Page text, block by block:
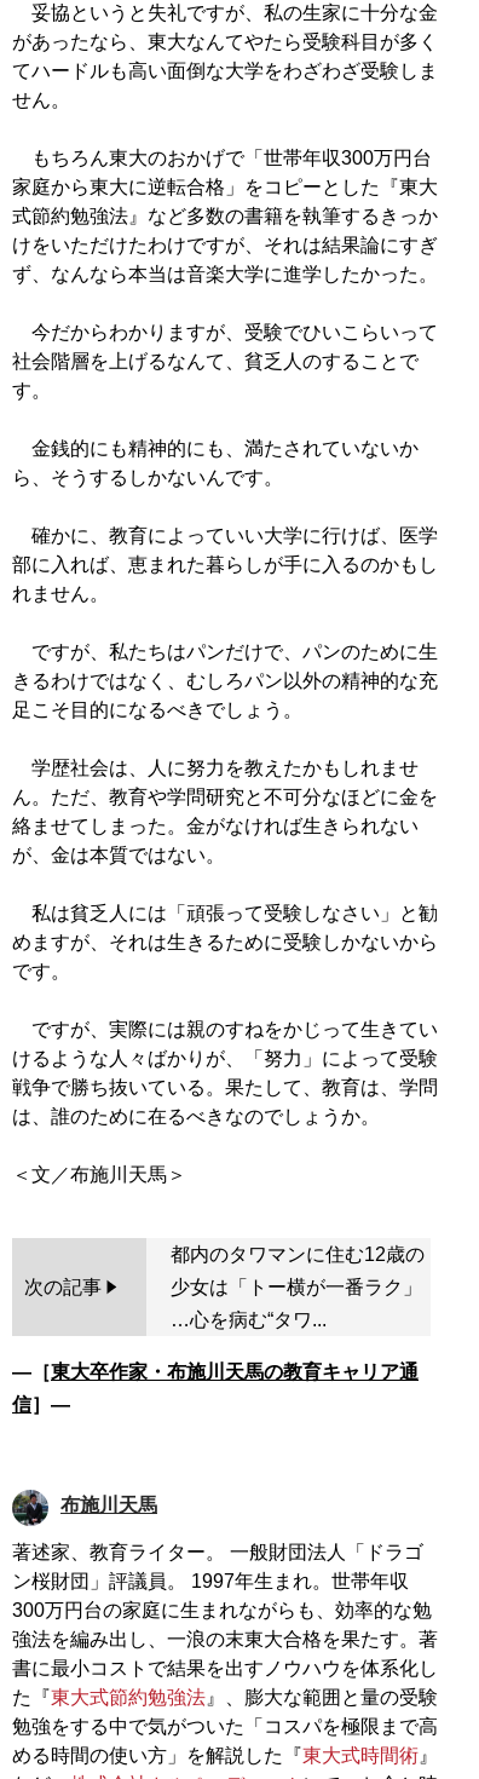
妥協というと失礼ですが、私の生家に十分な金
があったなら、東大なんてやたら受験科目が多く
てハードルも高い面倒な大学をわざわざ受験しま
せん。
もちろん東大のおかげで「世帯年収300万円台
家庭から東大に逆転合格」をコピーとした『東大
式節約勉強法』など多数の書籍を執筆するきっか
けをいただけたわけですが、それは結果論にすぎ
ず、なんなら本当は音楽大学に進学したかった。
今だからわかりますが、受験でひいこらいって
社会階層を上げるなんて、貧乏人のすることで
す。
金銭的にも精神的にも、満たされていないか
ら、そうするしかないんです。
確かに、教育によっていい大学に行けば、医学
部に入れば、恵まれた暮らしが手に入るのかもし
れません。
ですが、私たちはパンだけで、パンのために生
きるわけではなく、むしろパン以外の精神的な充
足こそ目的になるべきでしょう。
学歴社会は、人に努力を教えたかもしれませ
ん。ただ、教育や学問研究と不可分なほどに金を
絡ませてしまった。金がなければ生きられない
が、金は本質ではない。
私は貧乏人には「頑張って受験しなさい」と勧
めますが、それは生きるために受験しかないから
です。
ですが、実際には親のすねをかじって生きてい
けるような人々ばかりが、「努力」によって受験
戦争で勝ち抜いている。果たして、教育は、学問
は、誰のために在るべきなのでしょうか。
次の記事
都内のタワマンに住む12歳の
少女は「トー横が一番ラク」
…心を病む“タワ...
―［東大卒作家・布施川天馬の教育キャリア通
信］―
布施川天馬
著述家、教育ライター。 一般財団法人「ドラゴ
ン桜財団」評議員。 1997年生まれ。世帯年収
300万円台の家庭に生まれながらも、効率的な勉
強法を編み出し、一浪の末東大合格を果たす。著
書に最小コストで結果を出すノウハウを体系化し
た『東大式節約勉強法 』、膨大な範囲と量の受験
勉強をする中で気がついた「コスパを極限まで高
める時間の使い方」を解説した『東大式時間術 』